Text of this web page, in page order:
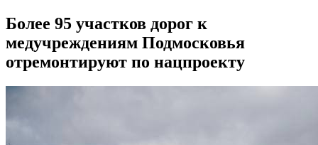
Более 95 участков дорог к
медучреждениям Подмосковья
отремонтируют по нацпроекту